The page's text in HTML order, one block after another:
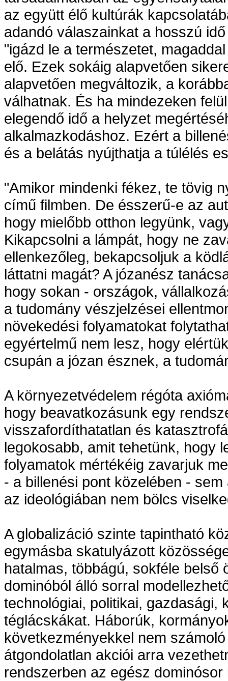
az együtt élő kultúrák
adandó válaszainkat a hosszú
"igázd le a természetet,
elő. Ezek sokáig alapvetően
alapvetően megváltozik, a
válhatnak. És ha mindezeken
elegendő idő a helyzet
alkalmazkodáshoz. Ezért a
és a belátás nyújthatja a túlélés
"Amikor mindenki fékez, te tövig
című filmben. De ésszerű-e az
hogy mielőbb otthon legyünk,
Kikapcsolni a lámpát, hogy ne
ellenkezőleg, bekapcsoljuk a
láttatni magát? A józanész
hogy sokan - országok,
a tudomány vészjelzései
növekedési folyamatokat
egyértelmű nem lesz, hogy
csupán a józan észnek, a
A környezetvédelem régóta
hogy beavatkozásunk egy
visszafordíthatatlan és
legokosabb, amit tehetünk, hogy
folyamatok mértékéig zavarjuk
- a billenési pont közelében -
az ideológiában nem bölcs
A globalizáció szinte tapintható
egymásba skatulyázott
hatalmas, többágú, sokféle
dominóból álló sorral
technológiai, politikai, gazdasági,
téglácskákat. Háborúk,
következményekkel nem
átgondolatlan akciói arra
rendszerben az egész